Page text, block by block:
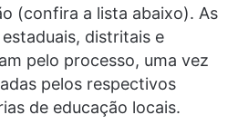
(confira a lista abaixo). As
distritais e
pelo processo, uma vez
pelos respectivos
de educação locais.